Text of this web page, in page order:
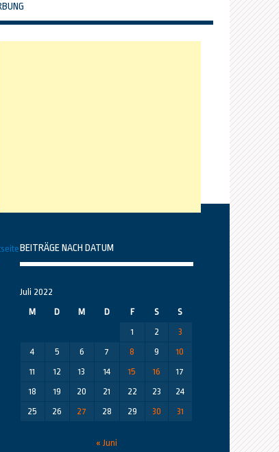
BEITRÄGE NACH DATUM
Juli 2022
M
D M D F S
S
1
2
3
4
5 6 7 8 9
10
11
12 13 14 15 16
17
18
19 20 21 22 23
24
25
26 27 28 29 30 31
« Juni